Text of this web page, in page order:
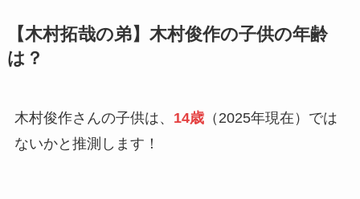
【木村拓哉の弟】木村俊作の子供の年齢
は？
木村俊作さんの子供は、 14歳（2025年現在）では
ないかと推測します！